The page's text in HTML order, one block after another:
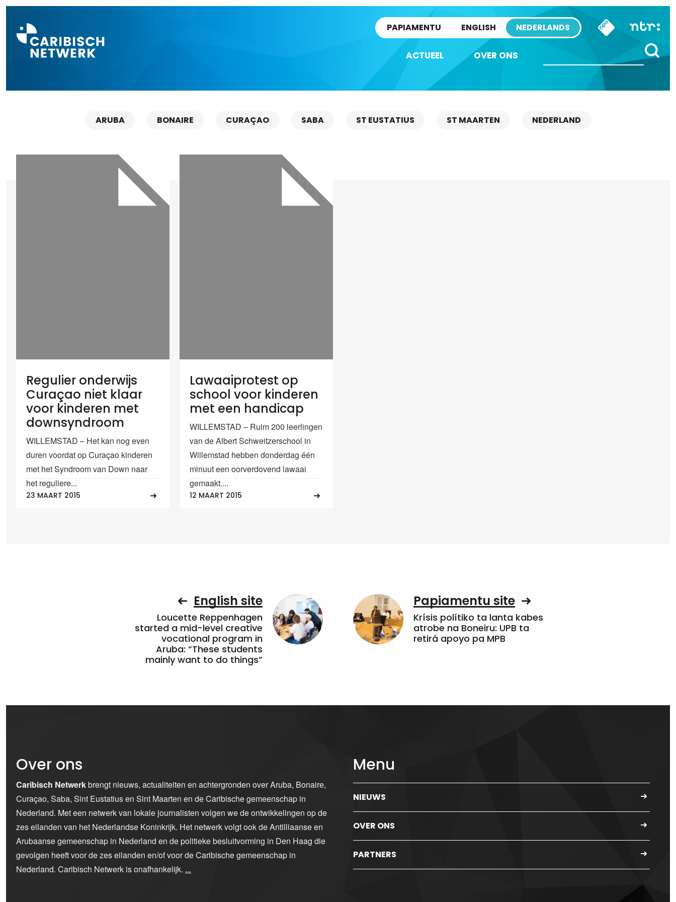
PAPIAMENTU ENGLISH NEDERLANDS
ACTUEEL OVER ONS
ARUBA BONAIRE CURAÇAO SABA ST EUSTATIUS ST MAARTEN NEDERLAND
Regulier onderwijs
Curaçao niet klaar
voor kinderen met
downsyndroom
WILLEMSTAD – Het kan nog even
duren voordat op Curaçao kinderen
met het Syndroom van Down naar
het reguliere...
23 MAART 2015
Lawaaiprotest op
school voor kinderen
met een handicap
WILLEMSTAD – Ruim 200 leerlingen
van de Albert Schweitzerschool in
Willemstad hebben donderdag één
minuut een oorverdovend lawaai
gemaakt....
12 MAART 2015
English site
Loucette Reppenhagen
started a mid-level creative
vocational program in
Aruba: “These students
mainly want to do things”
Papiamentu site
Krísis polítiko ta lanta kabes
atrobe na Boneiru: UPB ta
retirá apoyo pa MPB
Over ons
Caribisch Netwerkbrengt nieuws, actualiteiten en achtergronden over Aruba, Bonaire,
Curaçao, Saba, Sint Eustatius en Sint Maarten en de Caribische gemeenschap in
Nederland. Met een netwerk van lokale journalisten volgen we de ontwikkelingen op de
zes eilanden van het Nederlandse Koninkrijk. Het netwerk volgt ook de Antilliaanse en
Arubaanse gemeenschap in Nederland en de politieke besluitvorming in Den Haag die
gevolgen heeft voor de zes eilanden en/of voor de Caribische gemeenschap in
Nederland. Caribisch Netwerk is onafhankelijk. ...
Menu
NIEUWS
OVER ONS
PARTNERS